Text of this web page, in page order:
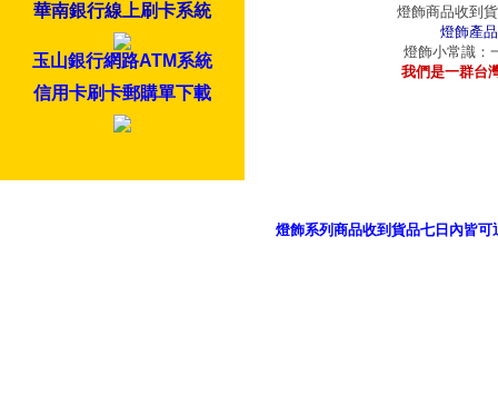
華南銀行線上刷卡系統
玉山銀行網路ATM系統
信用卡刷卡郵購單下載
燈飾商品收到
燈飾產
燈飾小常識：
我們是一群台
燈飾系列商品收到貨品七日內皆